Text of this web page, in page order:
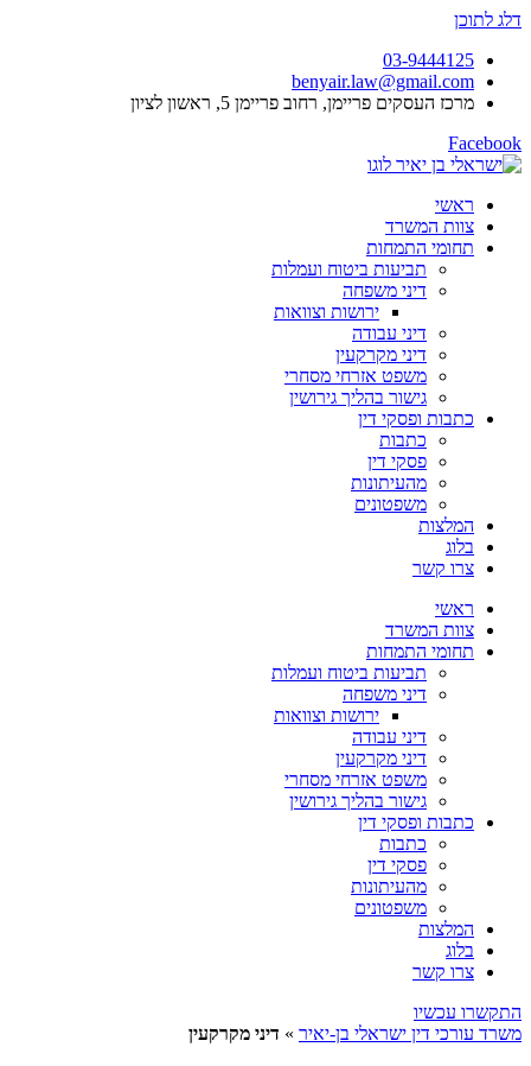
דלג לתוכן
03-9444125
benyair.law@gmail.com
מרכז העסקים פריימן, רחוב פריימן 5, ראשון לציון
Facebook
ראשי
צוות המשרד
תחומי התמחות
תביעות ביטוח ועמלות
דיני משפחה
ירושות וצוואות
דיני עבודה
דיני מקרקעין
משפט אזרחי מסחרי
גישור בהליך גירושין
כתבות ופסקי דין
כתבות
פסקי דין
מהעיתונות
משפטונים
המלצות
בלוג
צרו קשר
ראשי
צוות המשרד
תחומי התמחות
תביעות ביטוח ועמלות
דיני משפחה
ירושות וצוואות
דיני עבודה
דיני מקרקעין
משפט אזרחי מסחרי
גישור בהליך גירושין
כתבות ופסקי דין
כתבות
פסקי דין
מהעיתונות
משפטונים
המלצות
בלוג
צרו קשר
התקשרו עכשיו
משרד עורכי דין ישראלי בן-יאיר » דיני מקרקעין